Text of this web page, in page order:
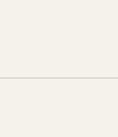
高さ89cm
棚 ラック ルチ